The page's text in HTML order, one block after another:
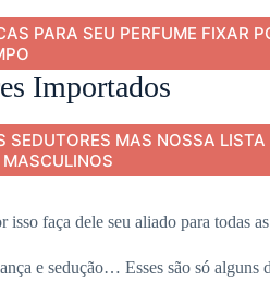
PARA SEU PERFUME FIXAR
Importados
SEDUTORES MAS NOSSA LISTA
faça dele seu aliado para todas
e sedução… Esses são só alguns